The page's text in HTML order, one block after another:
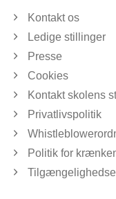
Kontakt os
Ledige stillinger
Presse
Cookies
Kontakt skolens
Privatlivspolitik
Politik for